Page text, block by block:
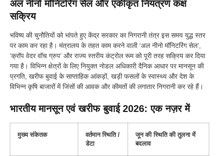
अल नीनो मॉनिटरिंग सेल और एकीकृत नियंत्रण कक्ष
सक्रिय
भविष्य की चुनौतियों को भांपते हुए केंद्र सरकार का निगरानी तंत्र इस समय युद्ध स्तर
पर काम कर रहा है। मंत्रालय के तहत काम करने वाली ‘अल नीनो मॉनिटरिंग सेल’,
‘क्रॉप वेदर वॉच ग्रुप’ और राज्य स्तरीय कंट्रोल रूम को पूरी तरह सक्रिय कर दिया
गया है। विभिन्न क्षेत्रों के लिए नियुक्त नोडल अधिकारी दैनिक आधार पर मानसून की
प्रगति, खरीफ बुवाई के साप्ताहिक आंकड़ों, खड़ी फसलों के स्वास्थ्य और देश के
विभिन्न कृषि बाजारों में जिंसों की आवक और कीमतों की लगातार निगरानी कर रहे हैं।
भारतीय मानसून एवं खरीफ बुवाई 2026: एक नज़र में
मुख्य संकेतक
वर्तमान स्थिति /
डेटा
जून की स्थिति की तुलना में
बदलाव